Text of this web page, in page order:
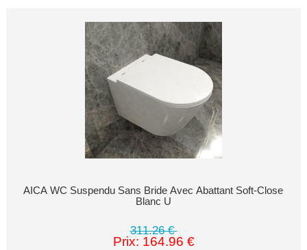
AICA WC Suspendu Sans Bride Avec Abattant Soft-Close
Blanc U
311.26 €
Prix: 164.96 €